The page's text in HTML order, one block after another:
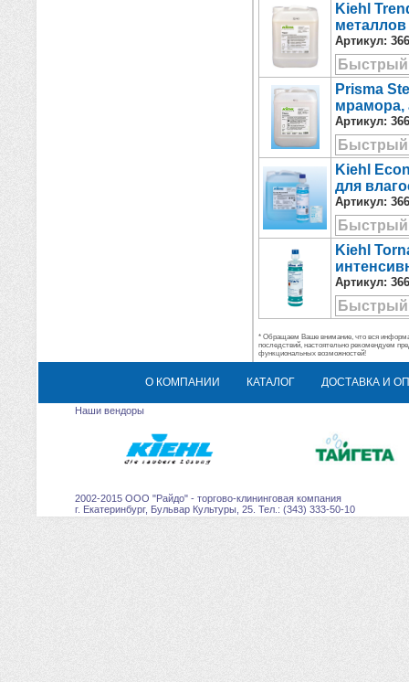
Kiehl
металлов
Артикул:
Prisma
мрамора,
Артикул:
Kiehl
для
Артикул:
Kiehl
Артикул:
* Обращаем Ваше внимание, что вся
последствий, настоятельно рекомендуем
функциональных возможностей!
О КОМПАНИИ КАТАЛОГ ДОСТАВКА И
Наши вендоры
2002-2015 ООО "Райдо" - торгово-клининговая компания
г. Екатеринбург, Бульвар Культуры, 25. Тел.: (343) 333-50-10